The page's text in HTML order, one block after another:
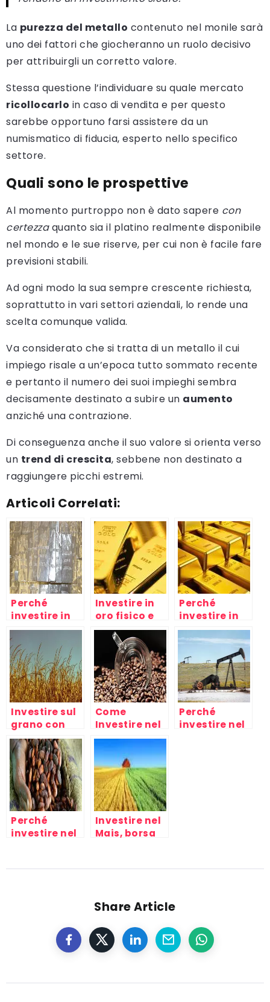
La purezza del metallo contenuto nel monile sarà
uno dei fattori che giocheranno un ruolo decisivo
per attribuirgli un corretto valore.
Stessa questione l’individuare su quale mercato
ricollocarlo in caso di vendita e per questo
sarebbe opportuno farsi assistere da un
numismatico di fiducia, esperto nello specifico
settore.
Quali sono le prospettive
Al momento purtroppo non è dato sapere con
certezzaquanto sia il platino realmente disponibile
nel mondo e le sue riserve, per cui non è facile fare
previsioni stabili.
Ad ogni modo la sua sempre crescente richiesta,
soprattutto in vari settori aziendali, lo rende una
scelta comunque valida.
Va considerato che si tratta di un metallo il cui
impiego risale a un’epoca tutto sommato recente
e pertanto il numero dei suoi impieghi sembra
decisamente destinato a subire un aumento
anziché una contrazione.
Di conseguenza anche il suo valore si orienta verso
un trend di crescita, sebbene non destinato a
raggiungere picchi estremi.
Articoli Correlati:
Perché
investire in
argento? Il
bene rifugio
Investire in
oro fisico e
finanziario
Perché
investire in
oro fisico?
Investire sul
grano con
Futures ed
Etc
Come
Investire nel
caffè, azioni
Perché
investire nel
Perché
investire nel
Materie
Investire nel
Mais, borsa
Share Article